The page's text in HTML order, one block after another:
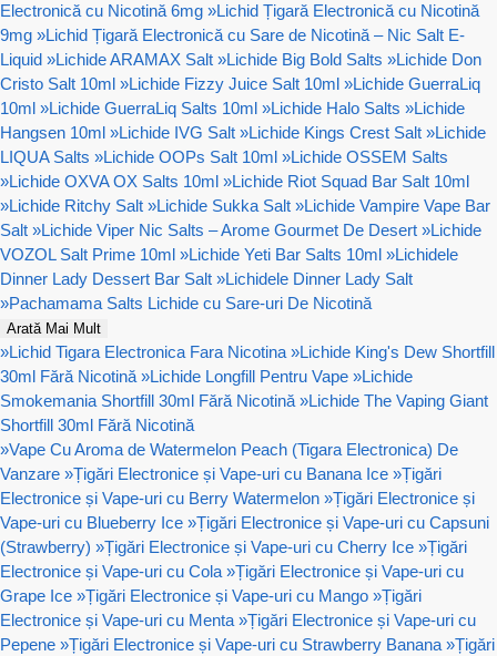
Electronică cu Nicotină 6mg »Lichid Țigară Electronică cu Nicotină
9mg »Lichid Țigară Electronică cu Sare de Nicotină – Nic Salt E-
Liquid »Lichide ARAMAX Salt »Lichide Big Bold Salts »Lichide Don
Cristo Salt 10ml »Lichide Fizzy Juice Salt 10ml »Lichide GuerraLiq
10ml »Lichide GuerraLiq Salts 10ml »Lichide Halo Salts »Lichide
Hangsen 10ml »Lichide IVG Salt »Lichide Kings Crest Salt »Lichide
LIQUA Salts »Lichide OOPs Salt 10ml »Lichide OSSEM Salts
»Lichide OXVA OX Salts 10ml »Lichide Riot Squad Bar Salt 10ml
»Lichide Ritchy Salt »Lichide Sukka Salt »Lichide Vampire Vape Bar
Salt »Lichide Viper Nic Salts – Arome Gourmet De Desert »Lichide
VOZOL Salt Prime 10ml »Lichide Yeti Bar Salts 10ml »Lichidele
Dinner Lady Dessert Bar Salt »Lichidele Dinner Lady Salt
»Pachamama Salts Lichide cu Sare-uri De Nicotină
Arată Mai Mult
»Lichid Tigara Electronica Fara Nicotina »Lichide King's Dew Shortfill
30ml Fără Nicotină »Lichide Longfill Pentru Vape »Lichide
Smokemania Shortfill 30ml Fără Nicotină »Lichide The Vaping Giant
Shortfill 30ml Fără Nicotină
»Vape Cu Aroma de Watermelon Peach (Tigara Electronica) De
Vanzare »Țigări Electronice și Vape-uri cu Banana Ice »Țigări
Electronice și Vape-uri cu Berry Watermelon »Țigări Electronice și
Vape-uri cu Blueberry Ice »Țigări Electronice și Vape-uri cu Capsuni
(Strawberry) »Țigări Electronice și Vape-uri cu Cherry Ice »Țigări
Electronice și Vape-uri cu Cola »Țigări Electronice și Vape-uri cu
Grape Ice »Țigări Electronice și Vape-uri cu Mango »Țigări
Electronice și Vape-uri cu Menta »Țigări Electronice și Vape-uri cu
Pepene »Țigări Electronice și Vape-uri cu Strawberry Banana »Țigări